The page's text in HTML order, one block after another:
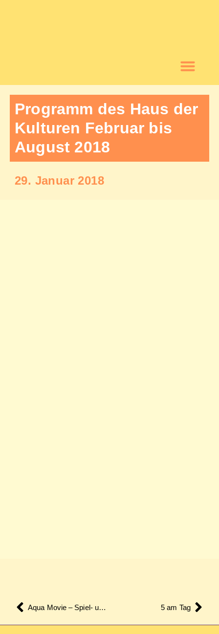
Programm des Haus der
Kulturen Februar bis
August 2018
29. Januar 2018
Aqua Movie – Spiel- und Filmnachmittag 5 am Tag